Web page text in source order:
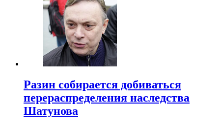
Разин собирается добиваться
перераспределения наследства
Шатунова